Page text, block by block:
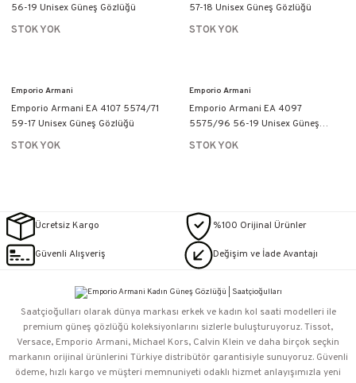
56-19 Unisex Güneş Gözlüğü
STOK YOK
57-18 Unisex Güneş Gözlüğü
STOK YOK
Emporio Armani
Emporio Armani EA 4107 5574/71
59-17 Unisex Güneş Gözlüğü
STOK YOK
Emporio Armani
Emporio Armani EA 4097
5575/96 56-19 Unisex Güneş
Gözlüğü
STOK YOK
Ücretsiz Kargo %100 Orijinal Ürünler
Güvenli Alışveriş Değişim ve İade Avantajı
Saatçioğulları⁠ olarak dünya markası erkek ve kadın kol saati modelleri ile
premium güneş gözlüğü koleksiyonlarını sizlerle buluşturuyoruz. Tissot,
Versace, Emporio Armani, Michael Kors, Calvin Klein ve daha birçok seçkin
markanın orijinal ürünlerini Türkiye distribütör garantisiyle sunuyoruz. Güvenli
ödeme, hızlı kargo ve müşteri memnuniyeti odaklı hizmet anlayışımızla yeni